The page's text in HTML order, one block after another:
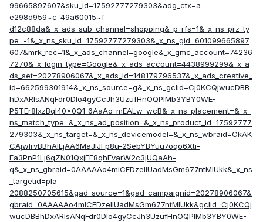
99665897607&sku_id=17592777279303&adg_ctx=a-
e298d959~c-49a60015~f-
d12c88da&_x_ads_sub_channel=shopping&_p_rfs=1&_x_ns_prz_ty
pe=-1&_x_ns_sku_id=17592777279303&_x_ns_gid=601099665897
607&mrk_rec=1&_x_ads_channel=google&_x_gmc_account=74236
7270&_x_login_type=Google&_x_ads_account=4438999299&_x_a
ds_set=20278906067&_x_ads_id=148179796537&_x_ads_creative_
id=662599301914&_x_ns_source=g&_x_ns_gclid=Cj0KCQjwucDBB
hDxARIsANqFdr0DIo4gyCcJh3UzufHnOQPlMb3YBY0WE-
P5TEr8IxzBqI40x0Q1_6AaAo_mEALw_wcB&_x_ns_placement=&_x_
ns_match_type=&_x_ns_ad_position=&_x_ns_product_id=17592777
279303&_x_ns_target=&_x_ns_devicemodel=&_x_ns_wbraid=CkAK
CAjwlrvBBhAlEjAA6MaJIJFp8u-2SebYBYuu7oqo6Xti-
Fa3PnP1Lj6qZN01QxjFE8qhEvarW2c3jUQaAh-
q&_x_ns_gbraid=0AAAAAo4mICEDzelIUadMsGm677ntMlUkk&_x_ns
_targetid=pla-
2088250705615&gad_source=1&gad_campaignid=20278906067&
gbraid=0AAAAAo4mICEDzelIUadMsGm677ntMlUkk&gclid=Cj0KCQj
wucDBBhDxARIsANqFdr0DIo4gyCcJh3UzufHnOQPlMb3YBY0WE-